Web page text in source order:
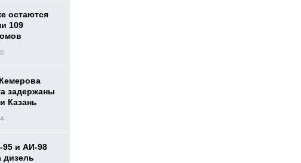
остаются
109
задержаны
Казань
95 и АИ-98
дизель